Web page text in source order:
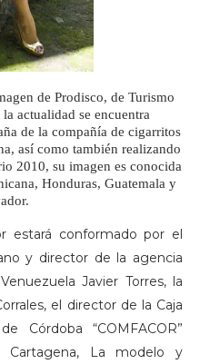
de Prodisco, de Turismo
actualidad se encuentra
de la compañía de cigarritos
así como también realizando
2010, su imagen es conocida
Honduras, Guatemala y
estará conformado por el
y director de la agencia
Javier Torres, la
el director de la Caja
Córdoba “COMFACOR”
Cartagena, La modelo y